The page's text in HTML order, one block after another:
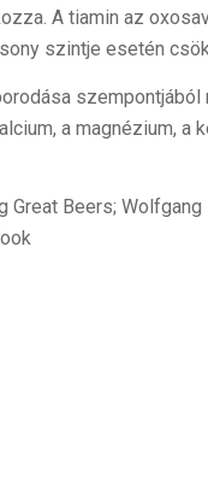
A tiamin az
szintje esetén
a magnézium, a
Great Beers;